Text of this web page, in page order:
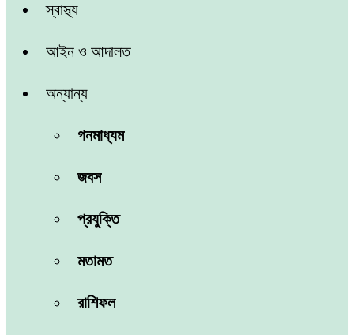
স্বাস্থ্য
আইন ও আদালত
অন্যান্য
গনমাধ্যম
জবস
প্রযুক্তি
মতামত
রাশিফল